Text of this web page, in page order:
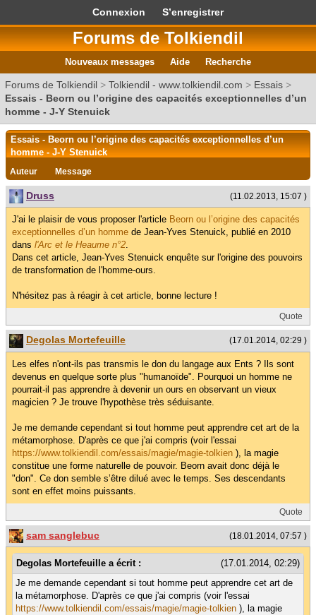
Connexion S’enregistrer
Forums de Tolkiendil
Nouveaux messages Aide Recherche
Forums de Tolkiendil > Tolkiendil - www.tolkiendil.com > Essais >
Essais - Beorn ou l’origine des capacités exceptionnelles d’un
homme - J-Y Stenuick
Essais - Beorn ou l’origine des capacités exceptionnelles d’un
homme - J-Y Stenuick
Auteur Message
(11.02.2013, 15:07 )
Druss
J'ai le plaisir de vous proposer l'article Beorn ou l’origine des capacités
exceptionnelles d’un homme de Jean-Yves Stenuick, publié en 2010
dans l'Arc et le Heaume n°2.
Dans cet article, Jean-Yves Stenuick enquête sur l'origine des pouvoirs
de transformation de l'homme-ours.
N'hésitez pas à réagir à cet article, bonne lecture !
Quote
(17.01.2014, 02:29 )
Degolas Mortefeuille
Les elfes n'ont-ils pas transmis le don du langage aux Ents ? Ils sont
devenus en quelque sorte plus "humanoïde". Pourquoi un homme ne
pourrait-il pas apprendre à devenir un ours en observant un vieux
magicien ? Je trouve l'hypothèse très séduisante.
Je me demande cependant si tout homme peut apprendre cet art de la
métamorphose. D'après ce que j'ai compris (voir l'essai
https://www.tolkiendil.com/essais/magie/magie-tolkien ), la magie
constitue une forme naturelle de pouvoir. Beorn avait donc déjà le
"don". Ce don semble s’être dilué avec le temps. Ses descendants
sont en effet moins puissants.
Quote
(18.01.2014, 07:57 )
sam sanglebuc
(17.01.2014, 02:29)
Degolas Mortefeuille a écrit :
Je me demande cependant si tout homme peut apprendre cet art de
la métamorphose. D'après ce que j'ai compris (voir l'essai
https://www.tolkiendil.com/essais/magie/magie-tolkien ), la magie